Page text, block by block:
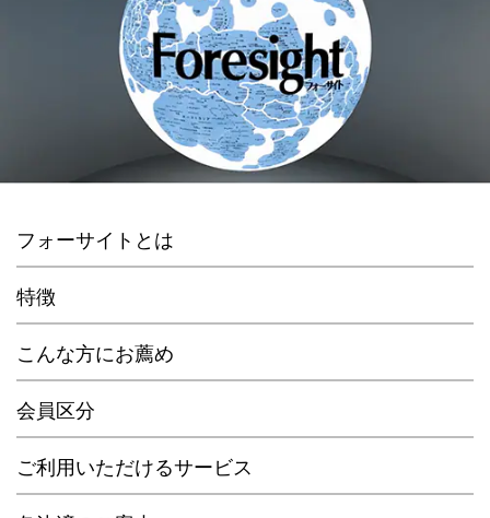
フォーサイトとは
特徴
こんな方にお薦め
会員区分
ご利用いただけるサービス